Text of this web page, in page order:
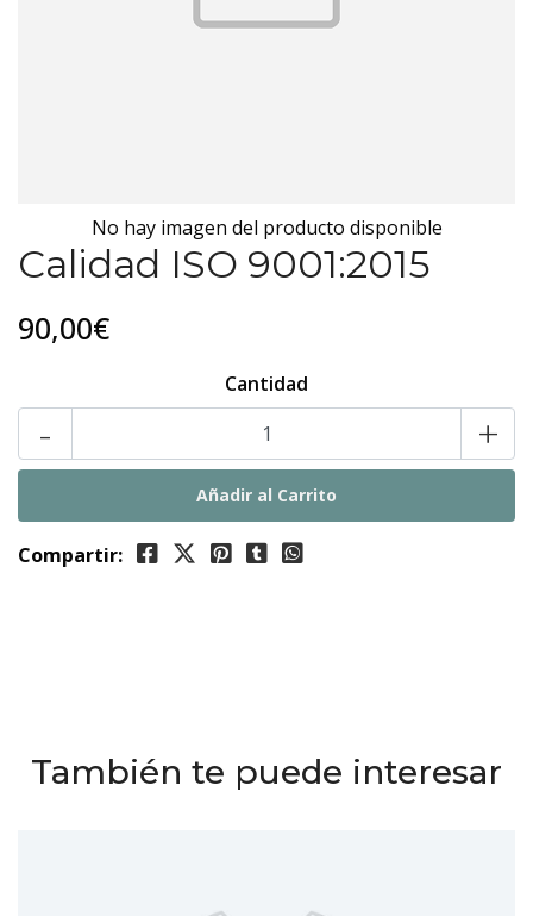
No hay imagen del producto disponible
Calidad ISO 9001:2015
90,00€
Cantidad
- +
Compartir:
También te puede interesar